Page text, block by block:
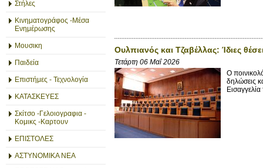
Στήλες
Κινηματογράφος -Μέσα
Ενημέρωσης
Μουσικη
Παιδεία
Επιστήμες - Τεχνολογία
ΚΑΤΑΣΚΕΥΕΣ
Σκίτσο -Γελοιογραφια -
Κομικς -Καρτουν
ΕΠΙΣΤΟΛΕΣ
ΑΣΤΥΝΟΜΙΚΑ ΝΕΑ
Ουλπιανός και Τζαβέλλας: Ίδιες
Τετάρτη 06 Μαΐ 2026
Ο
δηλώσεις